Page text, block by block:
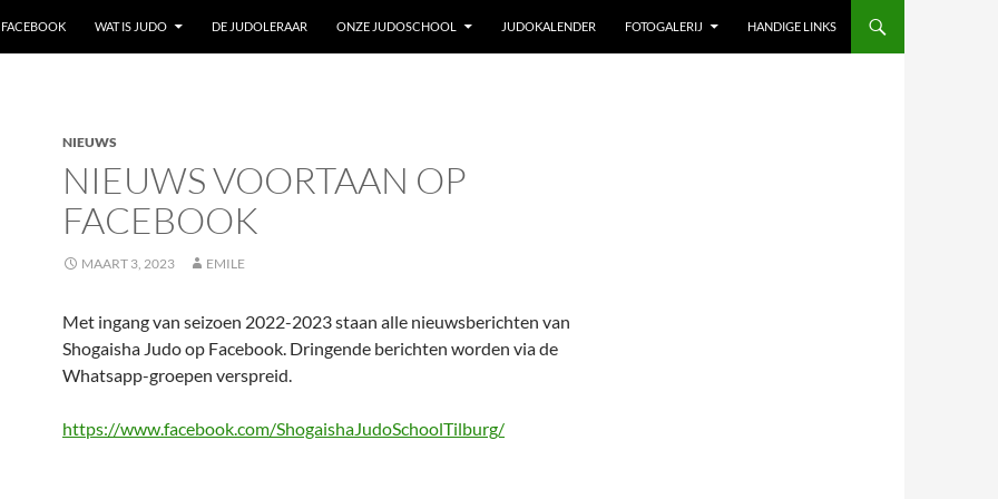
WAT IS JUDO DE JUDOLERAAR ONZE JUDOSCHOOL JUDOKALENDER FOTOGALERIJ HANDIGE LINKS
NIEUWS
NIEUWS VOORTAAN OP
FACEBOOK
MAART 3, 2023 EMILE
Met ingang van seizoen 2022-2023 staan alle nieuwsberichten van
Shogaisha Judo op Facebook. Dringende berichten worden via de
Whatsapp-groepen verspreid.
https://www.facebook.com/ShogaishaJudoSchoolTilburg/